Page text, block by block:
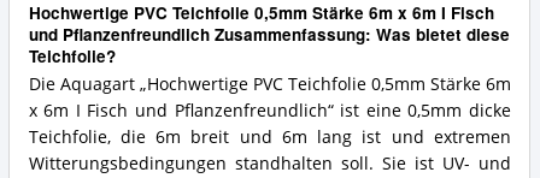
Hochwertige PVC Teichfolie 0,5mm Stärke 6m x 6m I Fisch
und Pflanzenfreundlich Zusammenfassung: Was bietet diese
Teichfolie?
Die Aquagart „Hochwertige PVC Teichfolie 0,5mm Stärke 6m
x 6m I Fisch und Pflanzenfreundlich“ ist eine 0,5mm dicke
Teichfolie, die 6m breit und 6m lang ist und extremen
Witterungsbedingungen standhalten soll. Sie ist UV- und